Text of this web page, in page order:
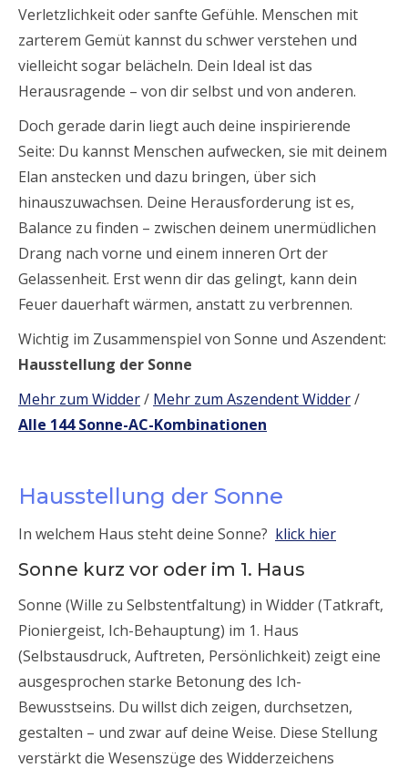
Verletzlichkeit oder sanfte Gefühle. Menschen mit
zarterem Gemüt kannst du schwer verstehen und
vielleicht sogar belächeln. Dein Ideal ist das
Herausragende – von dir selbst und von anderen.
Doch gerade darin liegt auch deine inspirierende
Seite: Du kannst Menschen aufwecken, sie mit deinem
Elan anstecken und dazu bringen, über sich
hinauszuwachsen. Deine Herausforderung ist es,
Balance zu finden – zwischen deinem unermüdlichen
Drang nach vorne und einem inneren Ort der
Gelassenheit. Erst wenn dir das gelingt, kann dein
Feuer dauerhaft wärmen, anstatt zu verbrennen.
Wichtig im Zusammenspiel von Sonne und Aszendent:
Hausstellung der Sonne
Mehr zum Widder/ Mehr zum Aszendent Widder/
Alle 144 Sonne-AC-Kombinationen
Hausstellung der Sonne
In welchem Haus steht deine Sonne? klick hier
Sonne kurz vor oder im 1. Haus
Sonne (Wille zu Selbstentfaltung) in Widder (Tatkraft,
Pioniergeist, Ich-Behauptung) im 1. Haus
(Selbstausdruck, Auftreten, Persönlichkeit) zeigt eine
ausgesprochen starke Betonung des Ich-
Bewusstseins. Du willst dich zeigen, durchsetzen,
gestalten – und zwar auf deine Weise. Diese Stellung
verstärkt die Wesenszüge des Widderzeichens